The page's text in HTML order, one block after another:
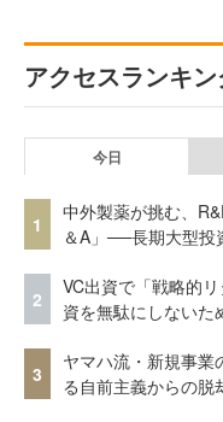
アクセスランキ
今日
1
中外製薬が挑む、
＆A」──長期大型投
2
VC出資で「戦略的
資を無駄にしないた
3
ヤマハ流・新規事業
る自前主義からの脱